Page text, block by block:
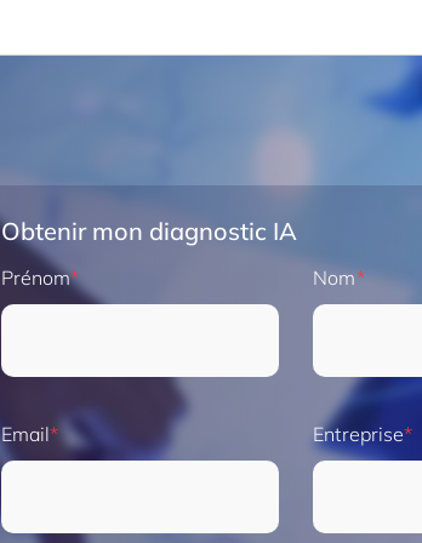
Obtenir mon diagnostic IA
Prénom
Email
Nom
Entreprise